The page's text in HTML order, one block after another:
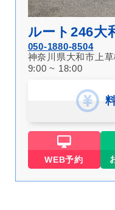
ルート246大
050-1880-8504
神奈川県大和市上
9:00 ~ 18:00
WEB予約